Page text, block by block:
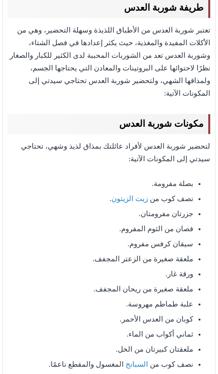
طريفة شوربة العدس
تعتبر شوربة العدس من الأطباق اللذيذة وسهلة التحضير، وهي من
الأكلات المفيدة والمغذية، حيث يكثر إعدادها في فصل الشتاء،
وشوربة العدس تعد من الشوربات المحببة لدى الكثير للكبار والصغار
نظرًا لاحتوائها على البروتينات والمعادن التي يحتاجها الجسم،
ولمذاقها الشهي، ولتحضير شوربة العدس تحتاجي سيدتي إلى
المكونات الآتية:
مكونات شوربة العدس
لتحضير شوربة العدس لأفراد عائلتك بمذاق لذيذ وشهي، تحتاجي
سيدتي إلى المكونات الآتية:
بصلة مفرومة.
نصف كوب من زيت الزيتون.
جزرتان مفرومتان.
فصان من الثوم المفروم.
سيقان كرفس مفروم.
ملعقة صغيرة من الزعتر المجفف.
ورقة غار.
ملعقة صغيرة من ريحان المجفف.
علبة طماطم مهروسة.
كوبان من العدس الأحمر.
ثماني أكواب من الماء.
ملعقتان كبيرتان من الخل.
نصف كوب من
السبانخ المغسول والمقطع ناعمًا.